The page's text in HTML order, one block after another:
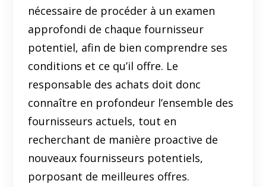
nécessaire de procéder à un examen
approfondi de chaque fournisseur
potentiel, afin de bien comprendre ses
conditions et ce qu’il offre. Le
responsable des achats doit donc
connaître en profondeur l’ensemble des
fournisseurs actuels, tout en
recherchant de manière proactive de
nouveaux fournisseurs potentiels,
porposant de meilleures offres.